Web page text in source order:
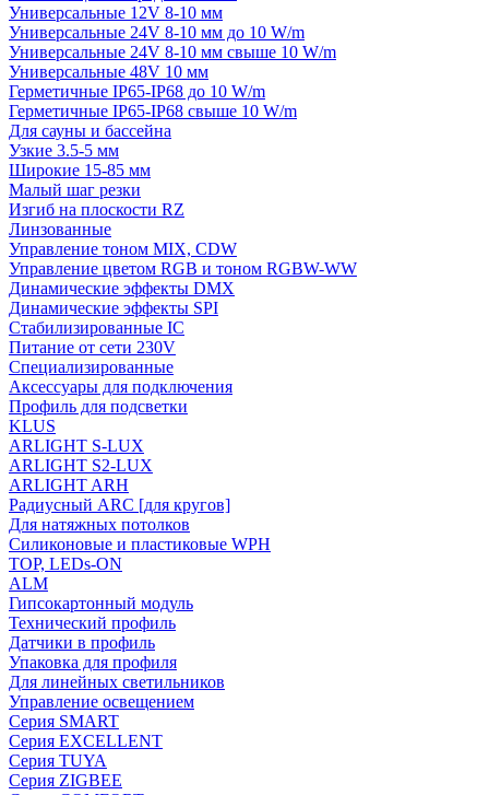
Универсальные 12V 8-10 мм
Универсальные 24V 8-10 мм до 10 W/m
Универсальные 24V 8-10 мм свыше 10 W/m
Универсальные 48V 10 мм
Герметичные IP65-IP68 до 10 W/m
Герметичные IP65-IP68 свыше 10 W/m
Для сауны и бассейна
Узкие 3.5-5 мм
Широкие 15-85 мм
Малый шаг резки
Изгиб на плоскости RZ
Линзованные
Управление тоном MIX, CDW
Управление цветом RGB и тоном RGBW-WW
Динамические эффекты DMX
Динамические эффекты SPI
Стабилизированные IC
Питание от сети 230V
Специализированные
Аксессуары для подключения
Профиль для подсветки
KLUS
ARLIGHT S-LUX
ARLIGHT S2-LUX
ARLIGHT ARH
Радиусный ARC [для кругов]
Для натяжных потолков
Силиконовые и пластиковые WPH
TOP, LEDs-ON
ALM
Гипсокартонный модуль
Технический профиль
Датчики в профиль
Упаковка для профиля
Для линейных светильников
Управление освещением
Серия SMART
Серия EXCELLENT
Серия TUYA
Серия ZIGBEE